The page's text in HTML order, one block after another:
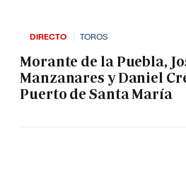
DIRECTO TOROS
Morante de la Puebla,
Manzanares y Daniel
Puerto de Santa María